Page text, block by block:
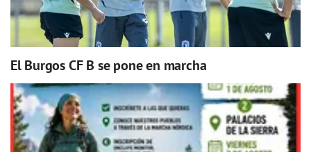
El Burgos CF B se pone en marcha